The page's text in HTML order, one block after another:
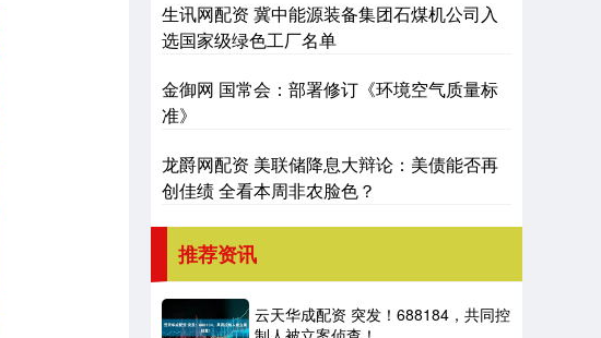
生讯网配资 冀中能源装备集团石煤机公司入
选国家级绿色工厂名单
金御网 国常会：部署修订《环境空气质量标
准》
龙爵网配资 美联储降息大辩论：美债能否再
创佳绩 全看本周非农脸色？
推荐资讯
云天华成配资 突发！688184，共同控